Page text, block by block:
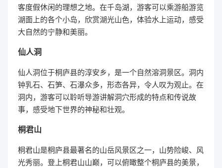
客度假休闲的理想之地。在千岛湖，游客可以乘游船游览
湖面上的各个小岛，欣赏湖光山色，体验水上运动，感受
大自然的宁静和美丽。
仙人洞
仙人洞位于桐庐县的淳安乡，是一个自然溶洞景区。洞内
钟乳石、石笋、石瀑众多，形态各异，令人叹为观止。在
洞内，游客可以聆听导游讲解洞穴形成的特点和传说故
事，感受地下世界的神秘和壮观。
桐君山
桐君山是桐庐县最著名的山岳风景区之一，山势险峻、风
光秀丽。登上桐君山山巅，可以俯瞰整个桐庐县的美景，